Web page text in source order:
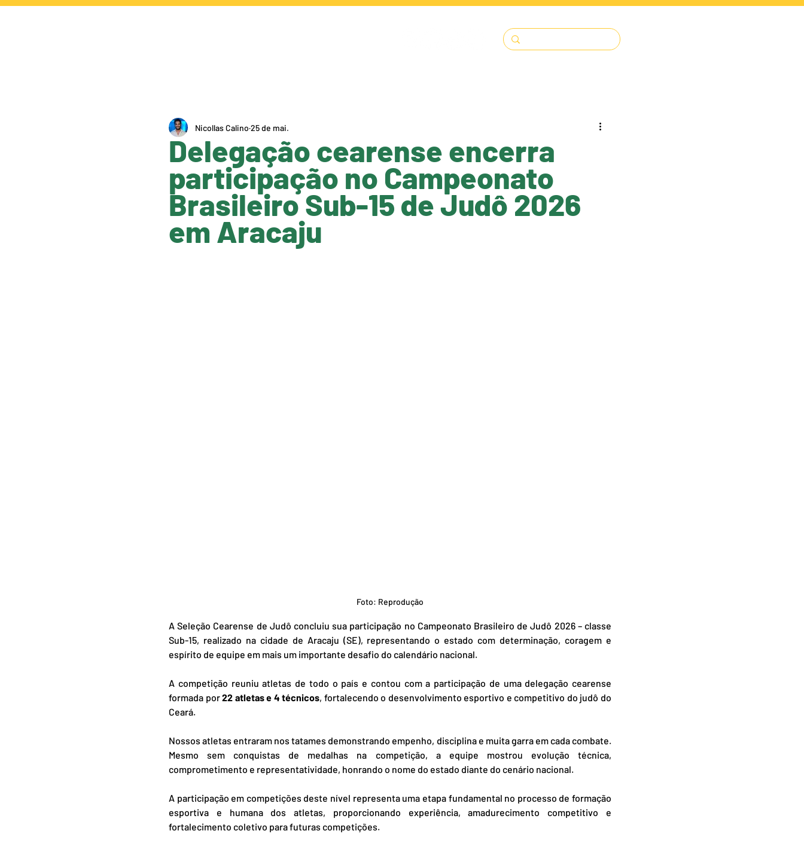
Delegação cearense encerra
participação no Campeonato
Brasileiro Sub-15 de Judô 2026
em Aracaju
Nicollas Calino 25 de mai.
Foto: Reprodução
A Seleção Cearense de Judô concluiu sua participação no Campeonato Brasileiro de Judô 2026 – classe
Sub-15, realizado na cidade de Aracaju (SE), representando o estado com determinação, coragem e
espírito de equipe em mais um importante desafio do calendário nacional.
A competição reuniu atletas de todo o país e contou com a participação de uma delegação cearense
formada por 22 atletas e 4 técnicos, fortalecendo o desenvolvimento esportivo e competitivo do judô do
Ceará.
Nossos atletas entraram nos tatames demonstrando empenho, disciplina e muita garra em cada combate.
Mesmo sem conquistas de medalhas na competição, a equipe mostrou evolução técnica,
comprometimento e representatividade, honrando o nome do estado diante do cenário nacional.
A participação em competições deste nível representa uma etapa fundamental no processo de formação
esportiva e humana dos atletas, proporcionando experiência, amadurecimento competitivo e
fortalecimento coletivo para futuras competições.